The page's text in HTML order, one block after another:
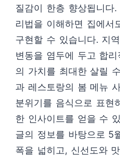
질감이 한층 향상됩니다
리법을 이해하면 집에서
구현할 수 있습니다. 지
변동을 염두에 두고 합
의 가치를 최대한 살릴
과 레스토랑의 봄 메뉴
분위기를 음식으로 표현
한 인사이트를 얻을 수
글의 정보를 바탕으로 5
폭을 넓히고, 신선도와